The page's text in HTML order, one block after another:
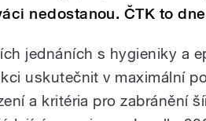
nedostanou. ČTK to
jednáních s hygieniky a
uskutečnit v maximální
a kritéria pro zabránění